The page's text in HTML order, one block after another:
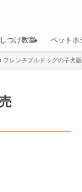
しつけ教室 ペットホ
フレンチブルドッグの子犬